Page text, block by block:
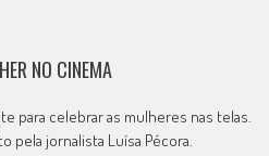
NO CINEMA
para celebrar as mulheres nas telas.
pela jornalista Luísa Pécora.